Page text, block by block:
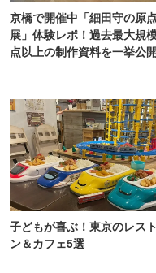
京橋で開催中「細田守の原
展」体験レポ！過去最大規
点以上の制作資料を一挙公
子どもが喜ぶ！東京のレス
ン＆カフェ5選